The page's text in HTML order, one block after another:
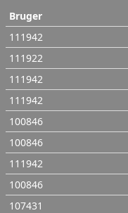
Bruger
111942
111922
111942
111942
100846
100846
111942
100846
107431